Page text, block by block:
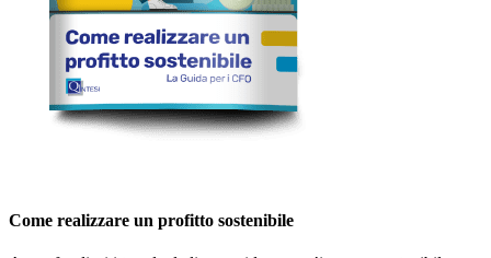
Come realizzare un profitto sostenibile